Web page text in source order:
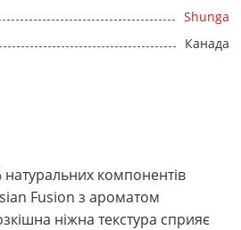
Shunga
Канада
натуральних компонентів
Fusion з ароматом
ніжна текстура сприяє